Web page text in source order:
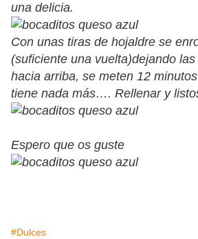
una delicia.
Con unas tiras de hojaldre se
(suficiente una vuelta)dejando
hacia arriba, se meten 12
tiene nada más…. Rellenar y
Espero que os guste
#Dulces